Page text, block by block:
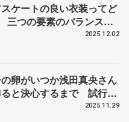
ケートの良い衣装ってど
つの要素のバランスが
生結弦さんの『ボレロ』
2025.12.02
卵がいつか浅田真央さん
と決心するまで 試行錯
週間で仕上げた羽生結弦
2025.11.29